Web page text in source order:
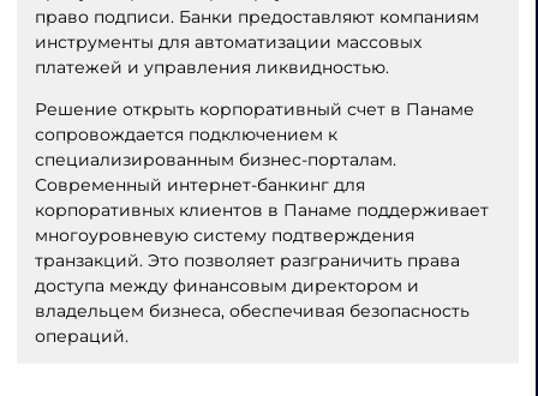
право подписи. Банки предоставляют компаниям
инструменты для автоматизации массовых
платежей и управления ликвидностью.
Решение открыть корпоративный счет в Панаме
сопровождается подключением к
специализированным бизнес-порталам.
Современный интернет-банкинг для
корпоративных клиентов в Панаме поддерживает
многоуровневую систему подтверждения
транзакций. Это позволяет разграничить права
доступа между финансовым директором и
владельцем бизнеса, обеспечивая безопасность
операций.